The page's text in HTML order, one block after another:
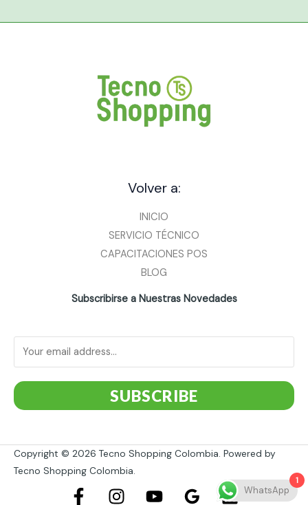
Volver a:
INICIO
SERVICIO TÉCNICO
CAPACITACIONES POS
BLOG
Subscribirse a Nuestras Novedades
SUBSCRIBE
Copyright © 2026 Tecno Shopping Colombia. Powered by
Tecno Shopping Colombia.
1
WhatsApp